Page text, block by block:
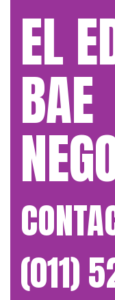
EL
BAE
(011)